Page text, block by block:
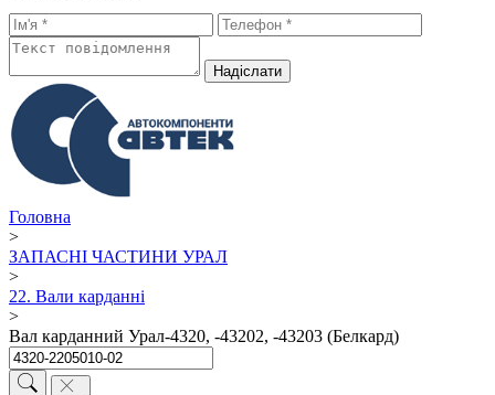
Надiслати
Головна
>
ЗАПАСНІ ЧАСТИНИ УРАЛ
>
22. Вали карданні
>
Вал карданний Урал-4320, -43202, -43203 (Белкард)